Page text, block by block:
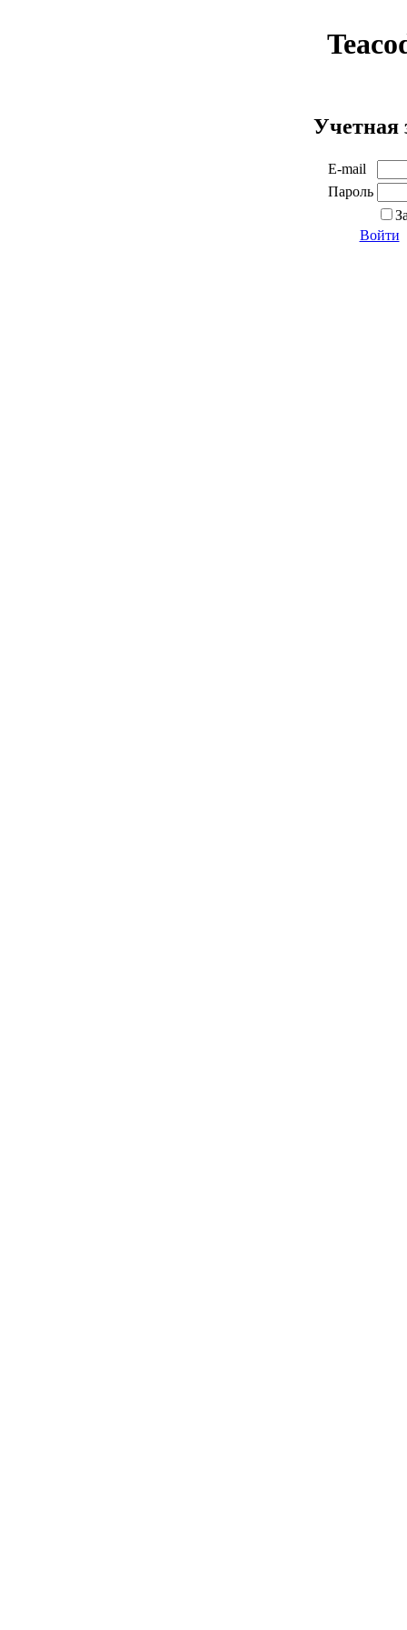
Учетная
E-mail
Пароль
Войти